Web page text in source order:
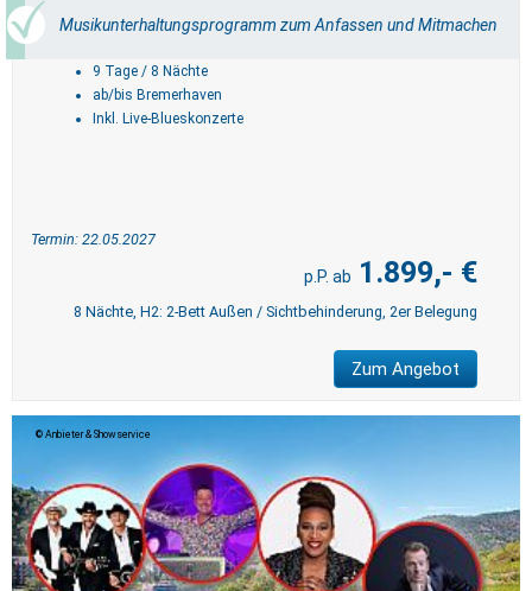
Musikunterhaltungsprogramm zum Anfassen und Mitmachen
9 Tage / 8 Nächte
ab/bis Bremerhaven
Inkl. Live-Blueskonzerte
Termin: 22.05.2027
1.899,- €
8 Nächte, H2: 2-Bett Außen / Sichtbehinderung, 2er Belegung
Zum Angebot
Anbieter & Showservice